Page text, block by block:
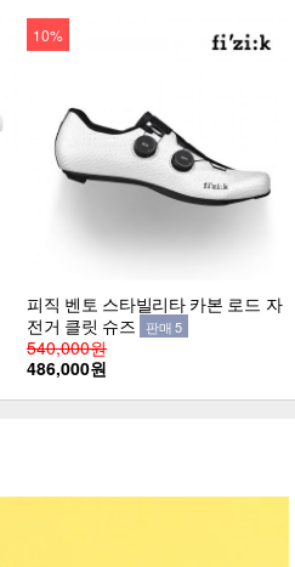
10%
피직 벤토 스타빌리타 카본 로드 자
전거 클릿 슈즈 판매 5
540,000원
486,000원